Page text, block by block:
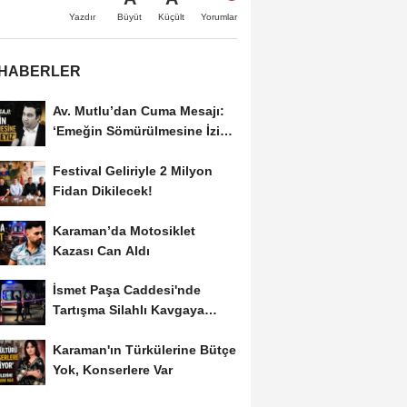
Yazdır Büyüt Küçült Yorumlar
Av. Mutlu’dan Cuma Mesajı:
‘Emeğin Sömürülmesine İzin
Festival Geliriyle 2 Milyon
Fidan Dikilecek!
Karaman’da Motosiklet
Kazası Can Aldı
İsmet Paşa Caddesi'nde
Tartışma Silahlı Kavgaya
Karaman'ın Türkülerine Bütçe
Yok, Konserlere Var